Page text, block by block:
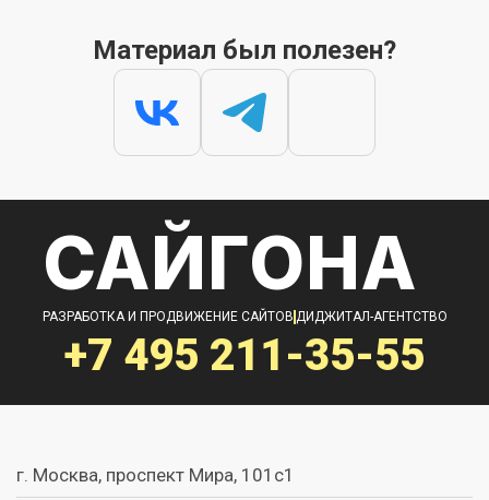
Материал был полезен?
САЙГОНА
РАЗРАБОТКА И ПРОДВИЖЕНИЕ САЙТОВ ДИДЖИТАЛ-АГЕНТСТВО
+7 495 211-35-55
г. Москва, проспект Мира, 101с1